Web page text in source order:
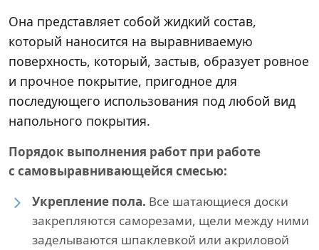
Она представляет собой жидкий состав,
который наносится на выравниваемую
поверхность, который, застыв, образует ровное
и прочное покрытие, пригодное для
последующего использования под любой вид
напольного покрытия.
Порядок выполнения работ при работе
с самовыравнивающейся смесью:
Укрепление пола. Все шатающиеся доски
закрепляются саморезами, щели между ними
заделываются шпаклевкой или акриловой